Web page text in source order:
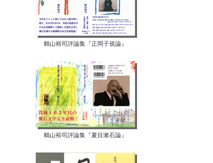
鶴山裕司評論集『正岡子規論』
鶴山裕司評論集『夏目漱石論』